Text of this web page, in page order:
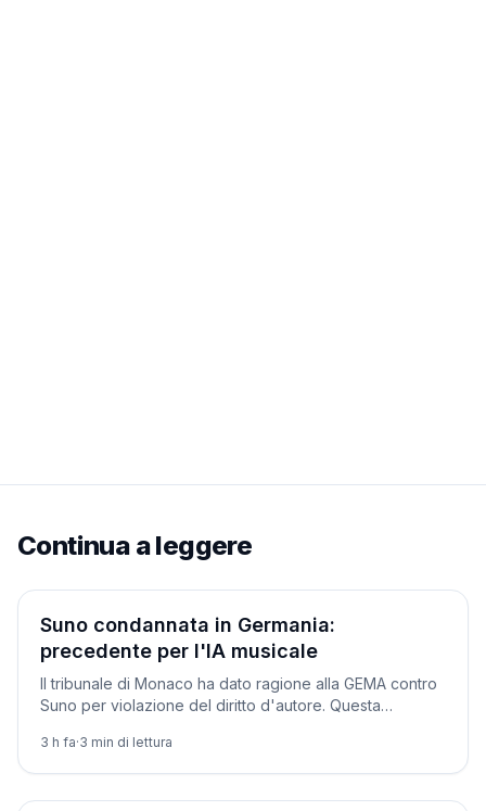
Continua a leggere
Normativa
Suno condannata in Germania:
precedente per l'IA musicale
Il tribunale di Monaco ha dato ragione alla GEMA contro
Suno per violazione del diritto d'autore. Questa
3 h fa·3 min di lettura